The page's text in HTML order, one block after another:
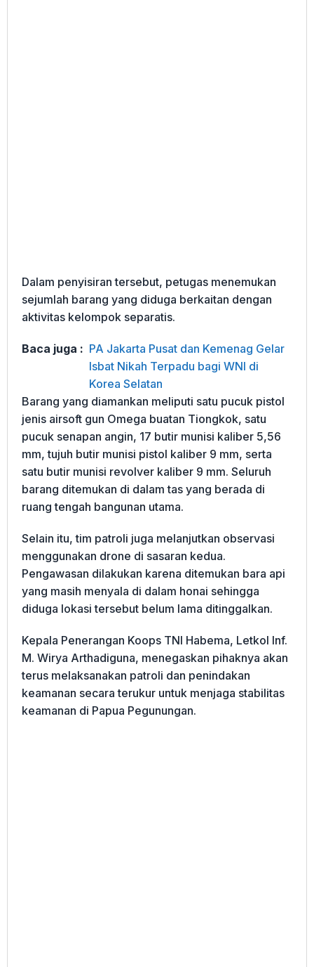
Dalam penyisiran tersebut, petugas menemukan
sejumlah barang yang diduga berkaitan dengan
aktivitas kelompok separatis.
Baca juga : PA Jakarta Pusat dan Kemenag Gelar
Isbat Nikah Terpadu bagi WNI di
Korea Selatan
Barang yang diamankan meliputi satu pucuk pistol
jenis airsoft gun Omega buatan Tiongkok, satu
pucuk senapan angin, 17 butir munisi kaliber 5,56
mm, tujuh butir munisi pistol kaliber 9 mm, serta
satu butir munisi revolver kaliber 9 mm. Seluruh
barang ditemukan di dalam tas yang berada di
ruang tengah bangunan utama.
Selain itu, tim patroli juga melanjutkan observasi
menggunakan drone di sasaran kedua.
Pengawasan dilakukan karena ditemukan bara api
yang masih menyala di dalam honai sehingga
diduga lokasi tersebut belum lama ditinggalkan.
Kepala Penerangan Koops TNI Habema, Letkol Inf.
M. Wirya Arthadiguna, menegaskan pihaknya akan
terus melaksanakan patroli dan penindakan
keamanan secara terukur untuk menjaga stabilitas
keamanan di Papua Pegunungan.